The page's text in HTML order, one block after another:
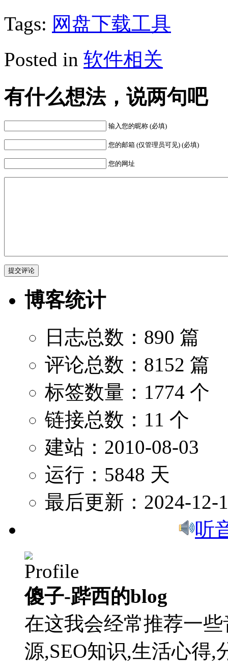
Tags: 网盘下载工具
Posted in 软件相关
有什么想法，说两句吧
输入您的昵称 (必填)
您的邮箱 (仅管理员可见) (必填)
您的网址
博客统计
日志总数：890 篇
评论总数：8152 篇
标签数量：1774 个
链接总数：11 个
建站：2010-08-03
运行：5848 天
最后更新：2024-12-
听
傻子-跸西的blog
在这我会经常推荐一
源,SEO知识,生活心得,